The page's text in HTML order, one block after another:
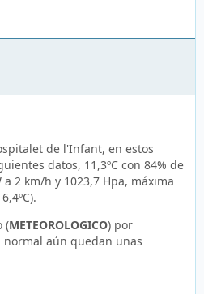
de l'Infant, en estos
datos, 11,3ºC con 84% de
2 km/h y 1023,7 Hpa, máxima
(METEOROLOGICO) por
normal aún quedan unas